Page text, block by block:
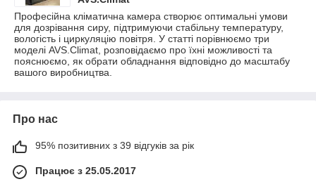
Професійна кліматична камера створює оптимальні умови
для дозрівання сиру, підтримуючи стабільну температуру,
вологість і циркуляцію повітря. У статті порівнюємо три
моделі AVS.Climat, розповідаємо про їхні можливості та
пояснюємо, як обрати обладнання відповідно до масштабу
вашого виробництва.
Про нас
95% позитивних з 39 відгуків за рік
Працює з 25.05.2017